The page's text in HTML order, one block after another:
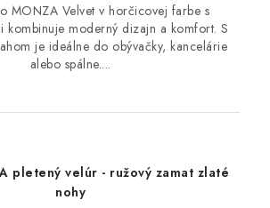
MONZA Velvet v horčicovej farbe s
kombinuje moderný dizajn a komfort. S
je ideálne do obývačky, kancelárie
alebo spálne....
pletený velúr - ružový zamat zlaté
nohy